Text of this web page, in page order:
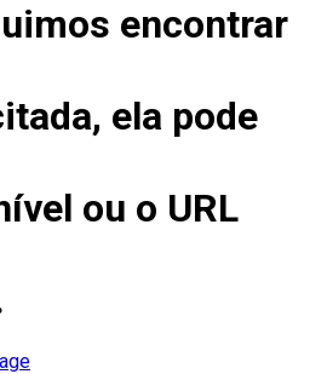
encontrar
ela pode
ou o URL